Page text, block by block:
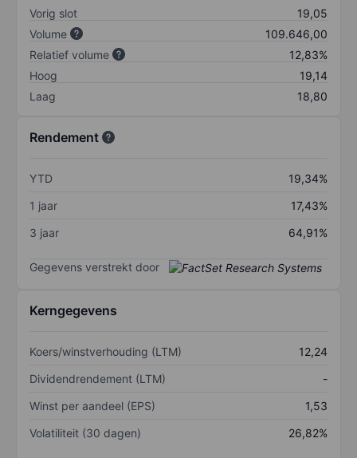
Vorig slot
19,05
Volume
109.646,00
Relatief volume
12,83%
Hoog
19,14
Laag
18,80
Rendement
YTD
19,34%
1 jaar
17,43%
3 jaar
64,91%
Gegevens verstrekt door
Kerngegevens
Koers/winstverhouding (LTM)
12,24
Dividendrendement (LTM)
-
Winst per aandeel (EPS)
1,53
Volatiliteit (30 dagen)
26,82%